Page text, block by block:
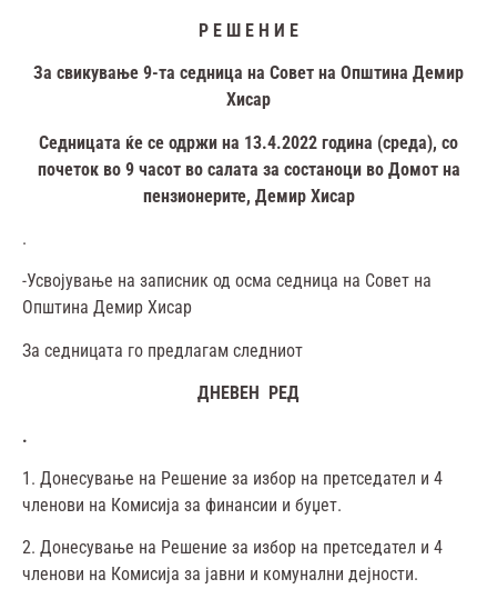
Р Е Ш Е Н И Е
За свикување 9-та седница на Совет на Општина Демир
Хисар
Седницата ќе се одржи на 13.4.2022 година (среда), со
почеток во 9 часот во салата за состаноци во Домот на
пензионерите, Демир Хисар
.
-Усвојување на записник од осма седница на Совет на
Општина Демир Хисар
За седницата го предлагам следниот
ДНЕВЕН РЕД
.
1. Донесување на Решение за избор на претседател и 4
членови на Комисија за финансии и буџет.
2. Донесување на Решение за избор на претседател и 4
членови на Комисија за јавни и комунални дејности.